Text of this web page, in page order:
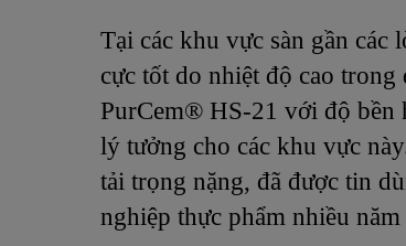
Tại các khu vực sàn gần các
cực tốt do nhiệt độ cao
PurCem® HS-21 với độ bền
lý tưởng cho các khu vực
tải trọng nặng, đã được tin
nghiệp thực phẩm nhiều năm